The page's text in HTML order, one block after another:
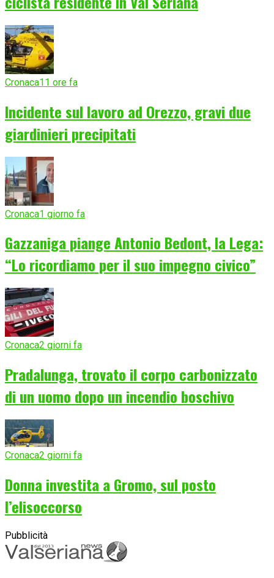
Cronaca11 ore fa
Incidente sul lavoro ad Orezzo, gravi due
giardinieri precipitati
Cronaca1 giorno fa
Gazzaniga piange Antonio Bedont, la Lega:
“Lo ricordiamo per il suo impegno civico”
Cronaca2 giorni fa
Pradalunga, trovato il corpo carbonizzato
di un uomo dopo un incendio boschivo
Cronaca2 giorni fa
Donna investita a Gromo, sul posto
l’elisoccorso
Pubblicità